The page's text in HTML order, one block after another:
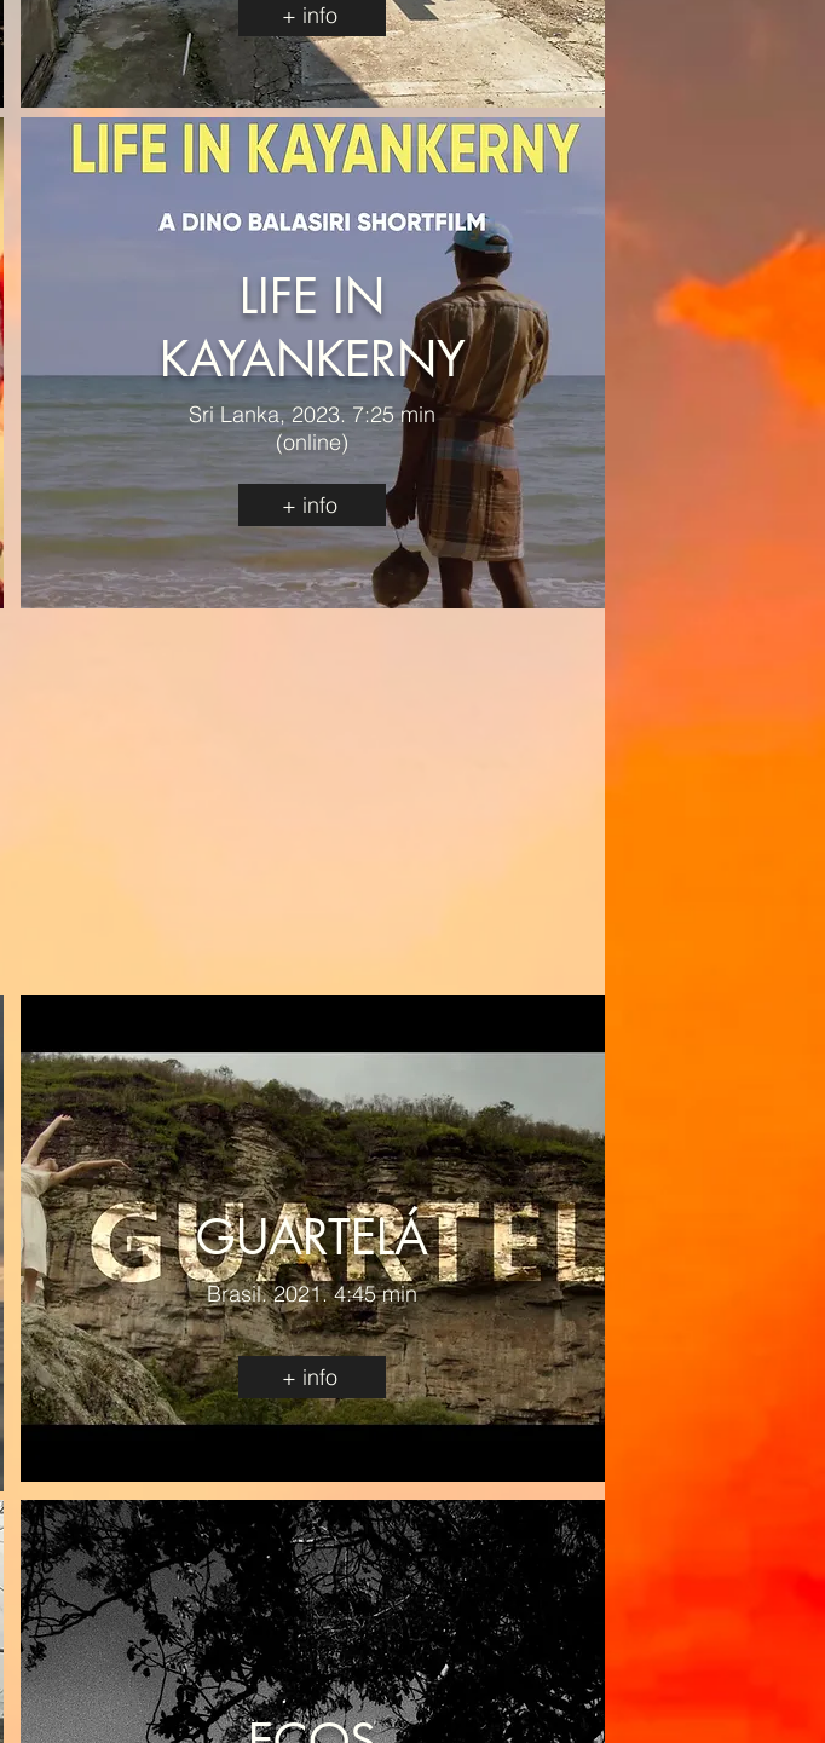
+ info
LIFE IN
KAYANKERNY
Sri Lanka, 2023. 7:25 min
(online)
+ info
GUARTELÁ
Brasil. 2021. 4:45 min
+ info